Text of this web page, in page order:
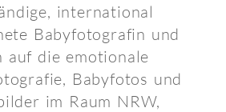
international
Babyfotografin und
auf die emotionale
Babyfotos und
im Raum NRW,